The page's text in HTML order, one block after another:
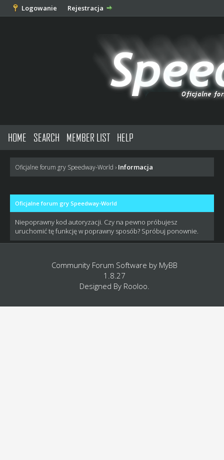
Logowanie Rejestracja
HOME SEARCH MEMBER LIST HELP
Oficjalne forum gry Speedway-World › Informacja
Oficjalne forum gry Speedway-World
Niepoprawny kod autoryzacji. Czy na pewno próbujesz
uruchomić tę funkcję w poprawny sposób? Spróbuj ponownie.
Community Forum Software by MyBB
1.8.27
Designed By Rooloo.